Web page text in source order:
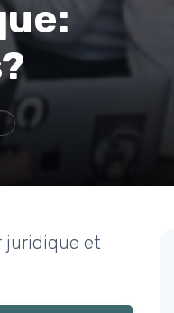
juridique et